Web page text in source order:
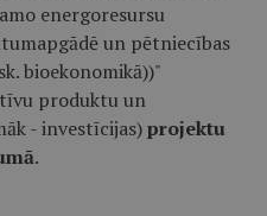
energoresursu
un pētniecības
bioekonomikā))"
produktu un
- investīcijas)projektu
.